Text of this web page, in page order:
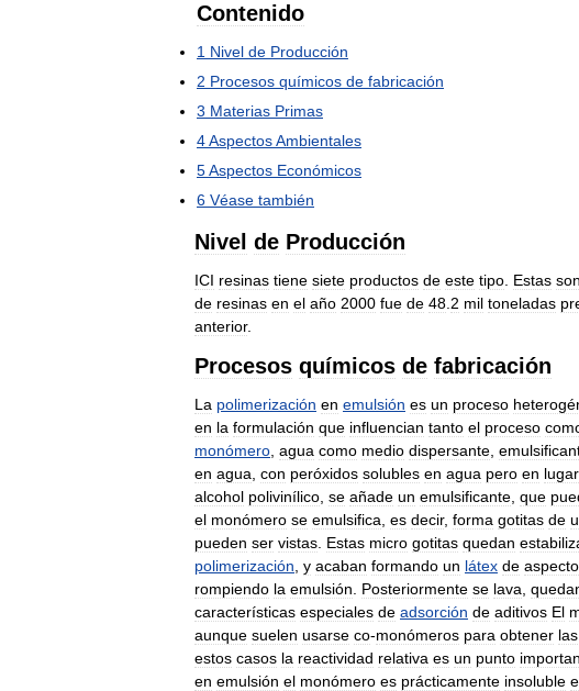
Contenido
1 Nivel de Producción
2 Procesos químicos de fabricación
3 Materias Primas
4AspectosAmbientales
5Aspectos Económicos
6 Véase también
Nivel de Producción
ICI resinas tiene siete productos de este tipo Estas son
de resinas en el año 2000 fue de 48 2 mil toneladas
anterior.
Procesos químicos de fabricación
La polimerización en emulsión es un proceso
en la formulación que influencian tanto el proceso
monómero agua como medio dispersante
en agua con peróxidos solubles en agua pero en lugar
alcohol polivinílico se añade un emulsificante que
el monómero se emulsifica es decir, forma gotitas de
pueden ser vistas Estas micro gotitas quedan
polimerización y acaban formando un látex de aspecto
rompiendo la emulsión Posteriormente se lava
características especiales de adsorción de aditivos El
aunque suelen usarse co-monómeros para obtener las
estos casos la reactividad relativa es un punto
en emulsión el monómero es prácticamente insoluble